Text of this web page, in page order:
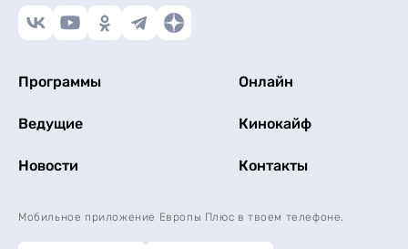
Программы Онлайн
Ведущие Кинокайф
Новости Контакты
Мобильное приложение Европы Плюс в твоем телефоне.